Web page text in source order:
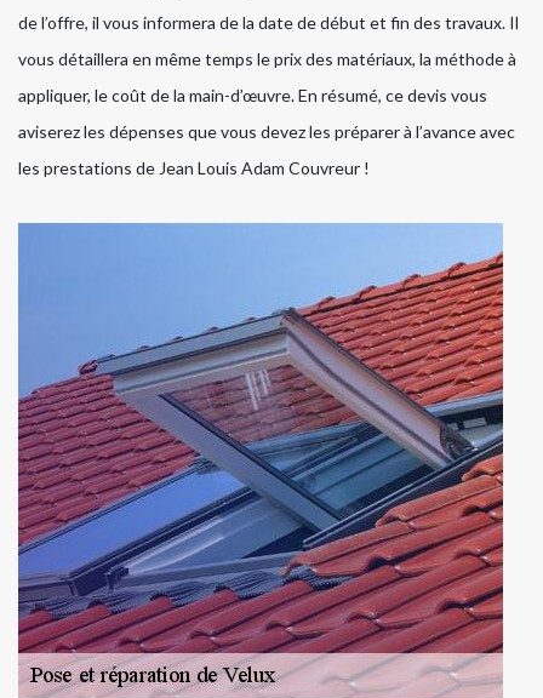
de l’offre, il vous informera de la date de début et fin des travaux. Il
vous détaillera en même temps le prix des matériaux, la méthode à
appliquer, le coût de la main-d’œuvre. En résumé, ce devis vous
aviserez les dépenses que vous devez les préparer à l’avance avec
les prestations de Jean Louis Adam Couvreur !